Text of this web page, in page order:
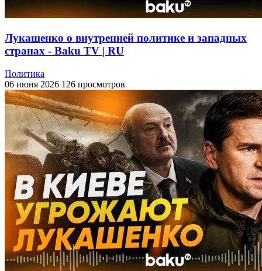
Лукашенко о внутренней политике и западных
странах - Baku TV | RU
Политика
06 июня 2026 126 просмотров